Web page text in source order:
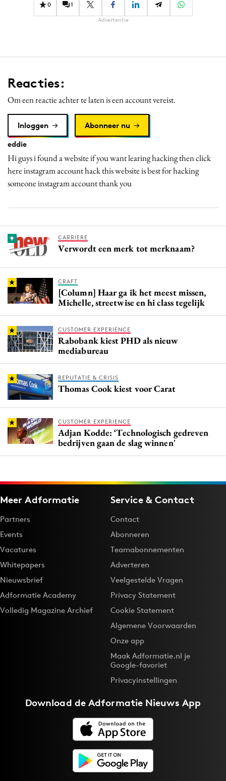
0 1
Advertentie
Reacties:
Om een reactie achter te laten is een account vereist.
Inloggen
Abonneer nu
eddie
Hi guys i found a website if you want learing hacking then click
here instagram account hack this website is best for hacking
someone instagram account thank you
CARRIERE
Verwordt een merk tot merknaam?
CRAFT
[Column] Haar ga ik het meest missen,
Michelle, streetwise en hi class tegelijk
CUSTOMER EXPERIENCE
Rabobank kiest PHD als nieuw
mediabureau
REPUTATIE & CRISIS
Thomas Cook kiest voor Carat
CUSTOMER EXPERIENCE
Adjan Kodde: ‘Technologisch gedreven
bedrijven gaan de slag winnen'
Meer Adformatie
Partners
Events
Vacatures
Whitepapers
Nieuwsbrief
Adformatie Academy
Volledig Magazine Archief
Service & Contact
Contact
Abonneren
Teamabonnementen
Adverteren
Veelgestelde Vragen
Privacy Statement
Cookie Statement
Algemene Voorwaarden
Onze app
Maak Adformatie.nl je
Google-favoriet
Privacyinstellingen
Download deAdformatie Nieuws App